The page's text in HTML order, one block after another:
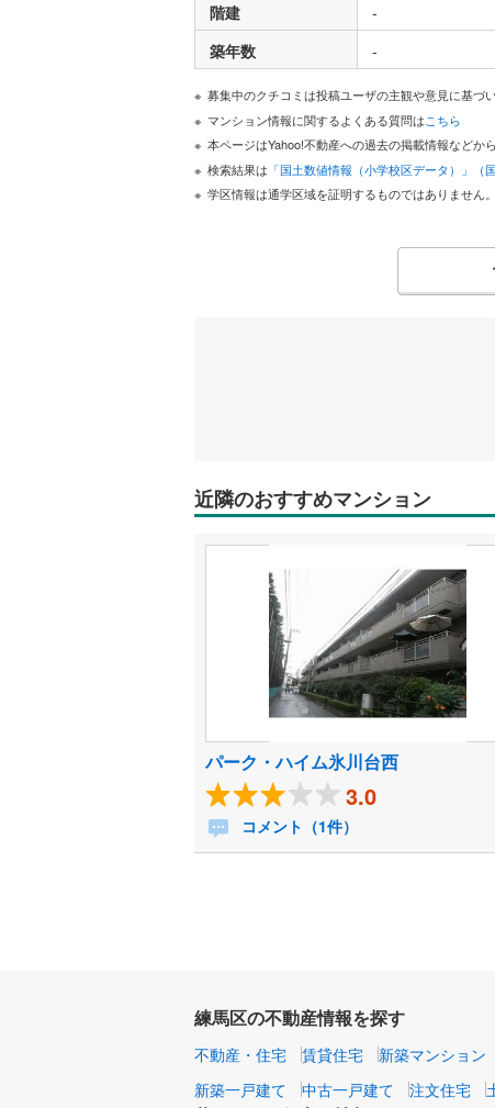
階建 -
築年数
-
募集中のクチコミは投稿ユーザの主観や意見に基づ
マンション情報に関するよくある質問はこちら
本ページはYahoo!不動産への過去の掲載情報などか
検索結果は 「国土数値情報（小学校区データ）」（
学区情報は通学区域を証明するものではありません
近隣のおすすめマンション
パーク・ハイム氷川台西
3.0
コメント（1件）
練馬区の不動産情報を探す
不動産・住宅 賃貸住宅 新築マンション
新築一戸建て
中古一戸建て 注文住宅